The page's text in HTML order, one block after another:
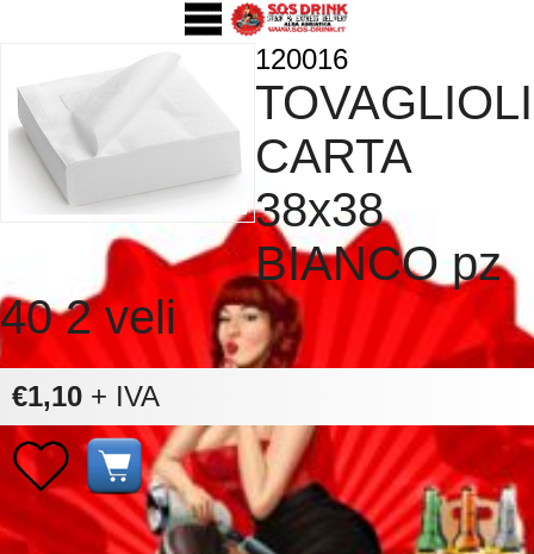
120016
TOVAGLIOLI
CARTA
38x38
BIANCO pz
40 2 veli
€1,10 + IVA